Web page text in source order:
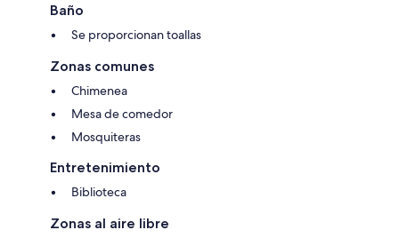
Baño
Se proporcionan toallas
Zonas comunes
Chimenea
Mesa de comedor
Mosquiteras
Entretenimiento
Biblioteca
Zonas al aire libre